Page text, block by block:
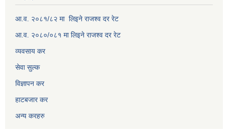
आ.व. २०८१/८२ मा लिइने राजश्व दर रेट
आ.व. २०८०/०८१ मा लिइने राजश्व दर रेट
व्यवसाय कर
सेवा सुल्क
विज्ञापन कर
हाटबजार कर
अन्य करहरु